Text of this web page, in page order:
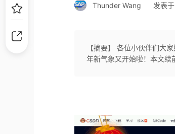
Thunder Wang 发表
【摘要】 各位小伙伴们大
年新气象又开始啦！本文续